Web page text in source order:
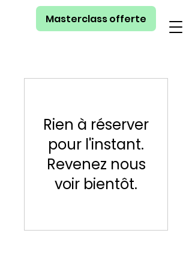
Masterclass offerte
Rien à réserver
pour l'instant.
Revenez nous
voir bientôt.